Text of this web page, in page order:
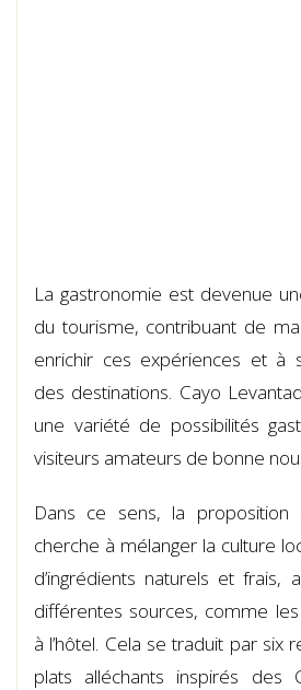
La gastronomie est devenue
du tourisme, contribuant de
enrichir ces expériences et à
des destinations. Cayo
une variété de possibilités
visiteurs amateurs de bonne
Dans ce sens, la proposition
cherche à mélanger la culture
d’ingrédients naturels et frais,
différentes sources, comme
à l’hôtel. Cela se traduit par six
plats alléchants inspirés des